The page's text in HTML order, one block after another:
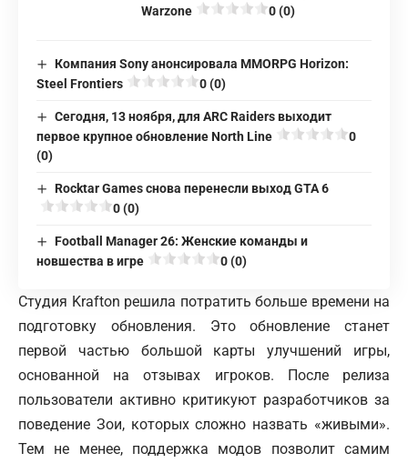
Warzone
0 (0)
Компания Sony анонсировала MMORPG Horizon:
Steel Frontiers
0 (0)
Сегодня, 13 ноября, для ARC Raiders выходит
первое крупное обновление North Line
0
(0)
Rocktar Games снова перенесли выход GTA 6
0 (0)
Football Manager 26: Женские команды и
новшества в игре
0 (0)
Студия Krafton решила потратить больше времени на
подготовку обновления. Это обновление станет
первой частью большой карты улучшений игры,
основанной на отзывах игроков. После релиза
пользователи активно критикуют разработчиков за
поведение Зои, которых сложно назвать «живыми».
Тем не менее, поддержка модов позволит самим